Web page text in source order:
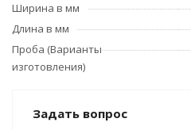
Ширина в мм
Длина в мм
Проба (Варианты
изготовления)
Задать вопрос